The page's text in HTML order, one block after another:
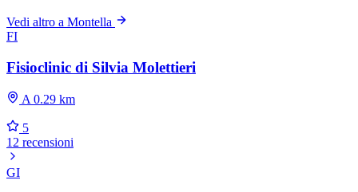
Vedi altro a Montella
FI
Fisioclinic di Silvia Molettieri
A 0.29 km
5
12 recensioni
GI